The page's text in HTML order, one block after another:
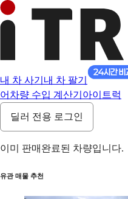
내 차 사기 내 차 팔기
어 차량 수입 계산기 아이트럭
딜러 전용 로그인
이미 판매완료된 차량입니다.
유관 매물 추천